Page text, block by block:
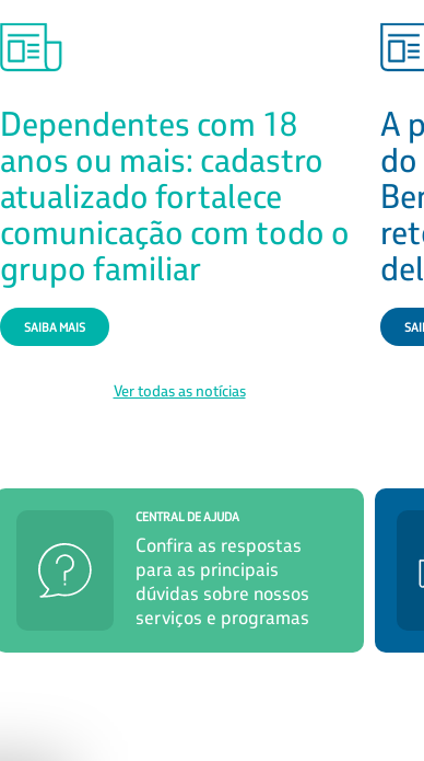
Dependentes com 18
anos ou mais: cadastro
atualizado fortalece
comunicação com todo o
grupo familiar
SAIBA MAIS
A
Ver todas as notícias
CENTRAL DE AJUDA
Confira as respostas
para as principais
dúvidas sobre nossos
serviços e programas